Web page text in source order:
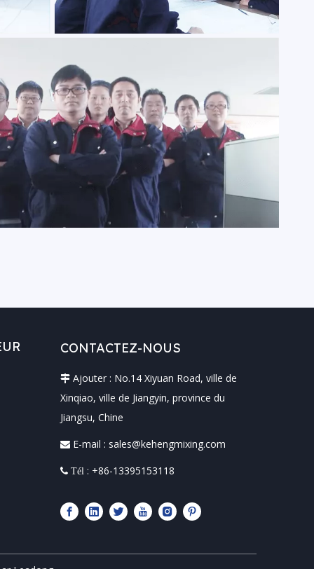
CONTACTEZ-NOUS
 Ajouter : No.14 Xiyuan Road, ville de
Xinqiao, ville de Jiangyin, province du
Jiangsu, Chine
 E-mail : sales@kehengmixing.com
 Tél : +86-13395153118